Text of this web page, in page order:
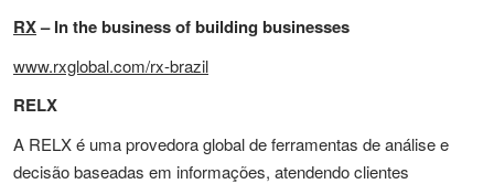
RX– In the business of building businesses
www.rxglobal.com/rx-brazil
RELX
A RELX é uma provedora global de ferramentas de análise e
decisão baseadas em informações, atendendo clientes